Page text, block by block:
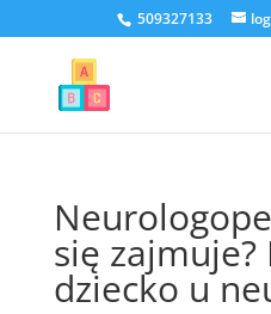
509327133
się
dziecko u